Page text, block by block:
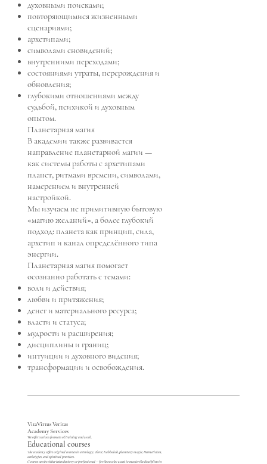
духовными поисками;
повторяющимися жизненными
сценариями;
архетипами;
символами сновидений;
внутренними переходами;
состояниями утраты, перерождения и
обновления;
глубокими отношениями между
судьбой, психикой и духовным
опытом.
Планетарная магия
В академии также развивается
направление планетарной магии —
как системы работы с архетипами
планет, ритмами времени, символами,
намерением и внутренней
настройкой.
Мы изучаем не примитивную бытовую
«магию желаний», а более глубокий
подход: планета как принцип, сила,
архетип и канал определённого типа
энергии.
Планетарная магия помогает
осознанно работать с темами:
воли и действия;
любви и притяжения;
денег и материального ресурса;
власти и статуса;
мудрости и расширения;
дисциплины и границ;
интуиции и духовного видения;
трансформации и освобождения.
VitaVirtus Veritas
Academy Services
We offer various formats of training and work.
Educational courses
The academy offers original courses in astrology, Tarot, Kabbalah, planetary magic, Hermeticism,
archetypes, and spiritual practices.
Courses can be either introductory or professional—for those who want to master the discipline in